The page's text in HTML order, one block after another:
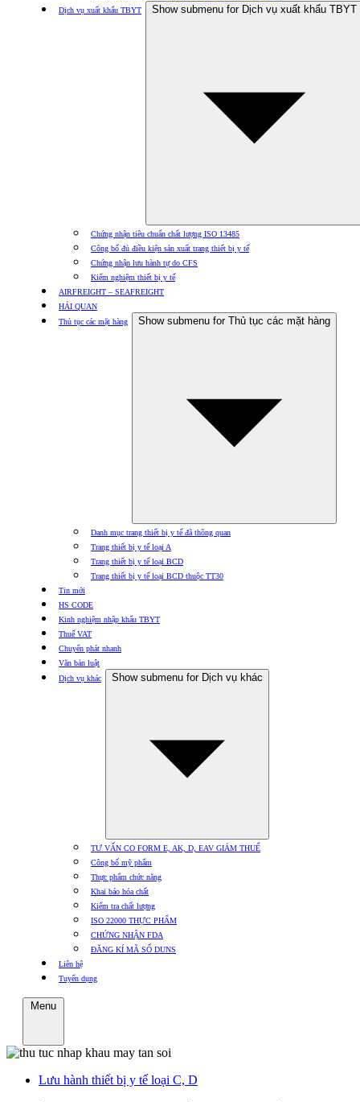
Dịch vụ xuất khẩu TBYT
Show submenu for Dịch vụ xuất khẩu TBYT
Chứng nhận tiêu chuẩn chất lượng ISO 13485
Công bố đủ điều kiện sản xuất trang thiết bị y tế
Chứng nhận lưu hành tự do CFS
Kiểm nghiệm thiết bị y tế
AIRFREIGHT – SEAFREIGHT
HẢI QUAN
Thủ tục các mặt hàng
Show submenu for Thủ tục các mặt hàng
Danh mục trang thiết bị y tế đã thông quan
Trang thiết bị y tế loại A
Trang thiết bị y tế loại BCD
Trang thiết bị y tế loại BCD thuộc TT30
Tin mới
HS CODE
Kinh nghiệm nhập khẩu TBYT
Thuế VAT
Chuyển phát nhanh
Văn bản luật
Dịch vụ khác
Show submenu for Dịch vụ khác
TƯ VẤN CO FORM E, AK, D, EAV GIẢM THUẾ
Công bố mỹ phẩm
Thực phẩm chức năng
Khai báo hóa chất
Kiểm tra chất lượng
ISO 22000 THỰC PHẨM
CHỨNG NHẬN FDA
ĐĂNG KÍ MÃ SỐ DUNS
Liên hệ
Tuyển dụng
Menu
Lưu hành thiết bị y tế loại C, D